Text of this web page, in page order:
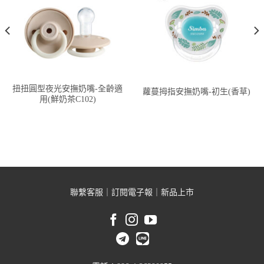
扭扭圓型夜光安撫奶嘴-全齡適
用(鮮奶茶C102)
蘿蔓拇指安撫奶嘴-初生(香草)
聯繫客服 訂閱電子報 新品上市